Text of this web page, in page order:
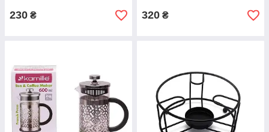
230 ₴ 320 ₴